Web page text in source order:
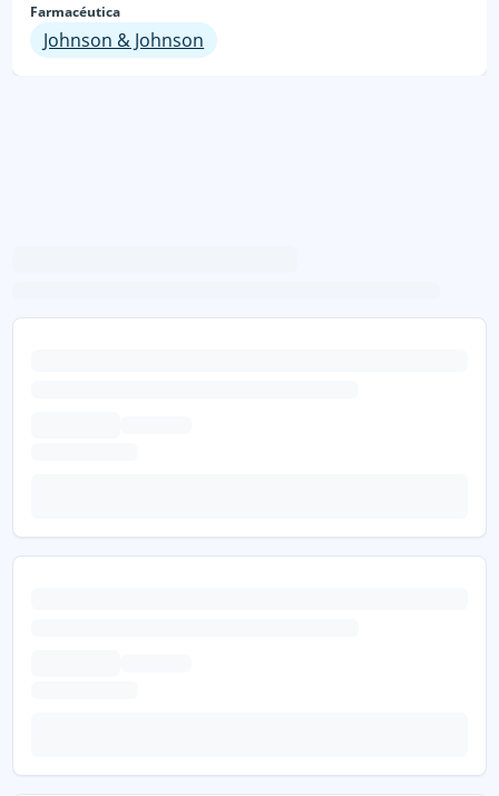
Farmacéutica
Johnson & Johnson